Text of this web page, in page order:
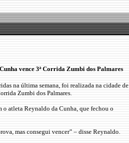
vence 3ª Corrida Zumbi dos Palmares
na última semana, foi realizada na cidade de
Zumbi dos Palmares.
o atleta Reynaldo da Cunha, que fechou o
mas consegui vencer” – disse Reynaldo.